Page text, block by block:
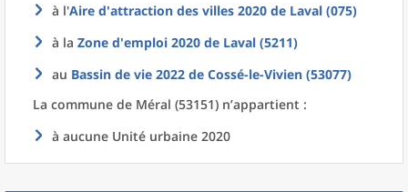
à l'Aire d'attraction des villes 2020 de Laval (075)
à la Zone d'emploi 2020 de Laval (5211)
au Bassin de vie 2022 de Cossé-le-Vivien (53077)
La commune de Méral (53151) n’appartient :
à aucune Unité urbaine 2020